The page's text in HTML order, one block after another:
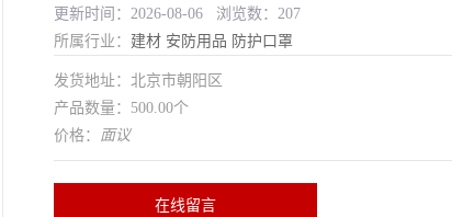
更新时间：2026-08-06 浏览数：207
所属行业： 建材 安防用品 防护口罩
发货地址：北京市朝阳区
产品数量：500.00个
价格： 面议
在线留言